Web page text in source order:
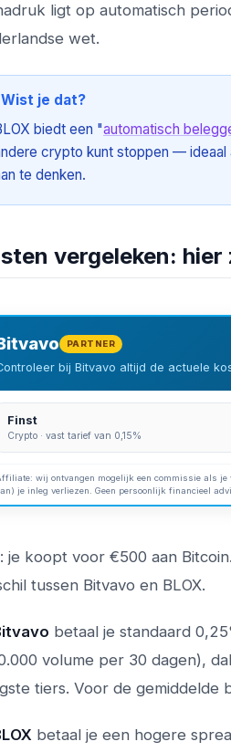
ligt op automatisch
wet.
Wist je dat?
biedt een "automatisch
crypto kunt stoppen — ideaal
te denken.
vergeleken:
PARTNER
bij Bitvavo altijd de actuele
Finst
Crypto · vast tarief van 0,15%
wij ontvangen mogelijk een commissie als
je inleg verliezen. Geen persoonlijk financieel
je koopt voor €500 aan
tussen Bitvavo en BLOX.
betaal je standaard
volume per 30 dagen),
tiers. Voor de gemiddelde
betaal je een hogere